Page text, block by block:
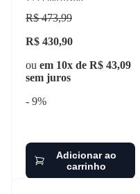
R$ 473,99
R$ 430,90
ou em 10x de R$ 43,09
sem juros
- 9%
Adicionar ao
carrinho